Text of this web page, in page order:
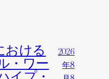
おける
・ワー
2026
年8